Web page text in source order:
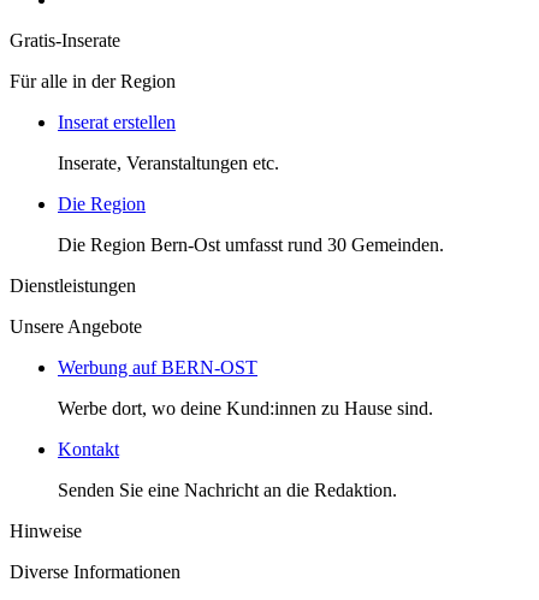
Gratis-Inserate
Für alle in der Region
Inserat erstellen
Inserate, Veranstaltungen etc.
Die Region
Die Region Bern-Ost umfasst rund 30 Gemeinden.
Dienstleistungen
Unsere Angebote
Werbung auf BERN-OST
Werbe dort, wo deine Kund:innen zu Hause sind.
Kontakt
Senden Sie eine Nachricht an die Redaktion.
Hinweise
Diverse Informationen